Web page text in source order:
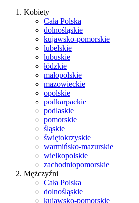
Kobiety
Cała Polska
dolnośląskie
kujawsko-pomorskie
lubelskie
lubuskie
łódzkie
małopolskie
mazowieckie
opolskie
podkarpackie
podlaskie
pomorskie
śląskie
świętokrzyskie
warmińsko-mazurskie
wielkopolskie
zachodniopomorskie
Mężczyźni
Cała Polska
dolnośląskie
kujawsko-pomorskie